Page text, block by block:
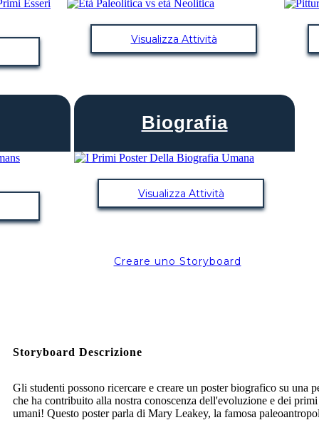
Visualizza Attività
Biografia
Visualizza Attività
Creare uno Storyboard
Storyboard Descrizione
Gli studenti possono ricercare e creare un poster biografico su una
che ha contribuito alla nostra conoscenza dell'evoluzione e dei primi
umani! Questo poster parla di Mary Leakey, la famosa